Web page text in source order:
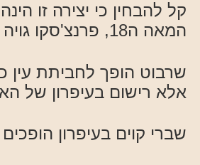
קל להבחין כי יצירה זו
המאה ה18, פרנצ'סקו גויה "תרדמת התבונה מולידה מפלצות".
שרבוט הופך לחביתת עין
אלא רישום בעיפרון של
שברי קוים בעיפרון